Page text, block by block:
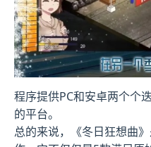
程序提供PC和安卓两个个
的平台。
总的来说，《冬日狂想曲